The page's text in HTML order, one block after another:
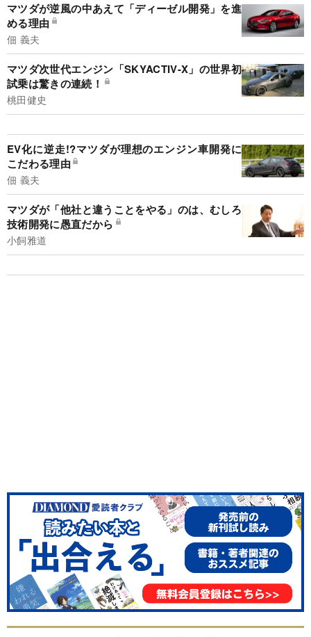
マツダが逆風の中あえて「ディーゼル開発」を進
める理由
佃 義夫
マツダ次世代エンジン「SKYACTIV-X」の世界初
試乗は驚きの連続！
桃田健史
EV化に逆走!?マツダが理想のエンジン車開発に
こだわる理由
佃 義夫
マツダが「他社と違うことをやる」のは、むしろ
技術開発に愚直だから
小飼雅道